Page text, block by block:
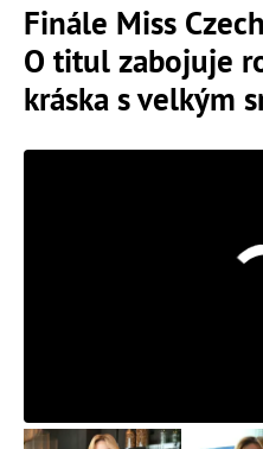
Finále Miss
O titul zabojuje
kráska s velkým